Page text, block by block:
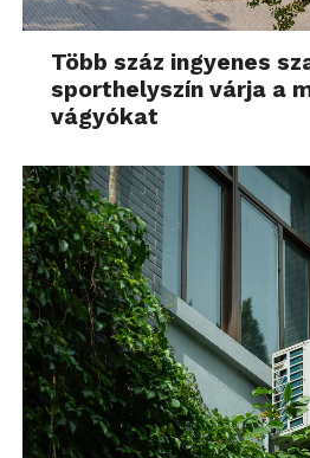
köszönjük.
Több száz ingyenes
sporthelyszín várja a
vágyókat